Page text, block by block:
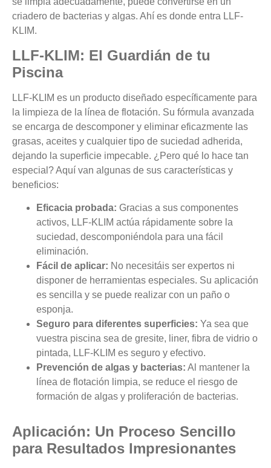
criadero de bacterias y algas. Ahí es donde entra LLF-
KLIM.
LLF-KLIM: El Guardián de tu
Piscina
LLF-KLIM es un producto diseñado específicamente para
la limpieza de la línea de flotación. Su fórmula avanzada
se encarga de descomponer y eliminar eficazmente las
grasas, aceites y cualquier tipo de suciedad adherida,
dejando la superficie impecable. ¿Pero qué lo hace tan
especial? Aquí van algunas de sus características y
beneficios:
Eficacia probada: Gracias a sus componentes
activos, LLF-KLIM actúa rápidamente sobre la
suciedad, descomponiéndola para una fácil
eliminación.
Fácil de aplicar: No necesitáis ser expertos ni
disponer de herramientas especiales. Su aplicación
es sencilla y se puede realizar con un paño o
esponja.
Seguro para diferentes superficies: Ya sea que
vuestra piscina sea de gresite, liner, fibra de vidrio o
pintada, LLF-KLIM es seguro y efectivo.
Prevención de algas y bacterias: Al mantener la
línea de flotación limpia, se reduce el riesgo de
formación de algas y proliferación de bacterias.
Aplicación: Un Proceso Sencillo
para Resultados Impresionantes